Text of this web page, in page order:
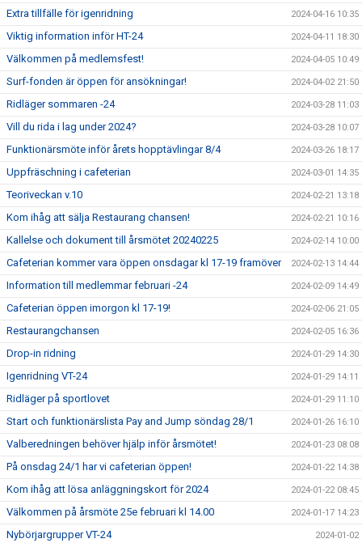
Extra tillfälle för igenridning 2024-04-16 10:35
Viktig information inför HT-24 2024-04-11 18:30
Välkommen på medlemsfest! 2024-04-05 10:49
Surf-fonden är öppen för ansökningar! 2024-04-02 21:50
Ridläger sommaren -24 2024-03-28 11:03
Vill du rida i lag under 2024? 2024-03-28 10:07
Funktionärsmöte inför årets hopptävlingar 8/4 2024-03-26 18:17
Uppfräschning i cafeterian 2024-03-01 14:35
Teoriveckan v.10 2024-02-21 13:18
Kom ihåg att sälja Restaurang chansen! 2024-02-21 10:16
Kallelse och dokument till årsmötet 20240225 2024-02-14 10:00
Cafeterian kommer vara öppen onsdagar kl 17-19 framöver 2024-02-13 14:44
Information till medlemmar februari -24 2024-02-09 14:49
Cafeterian öppen imorgon kl 17-19! 2024-02-06 21:05
Restaurangchansen 2024-02-05 16:36
Drop-in ridning 2024-01-29 14:30
Igenridning VT-24 2024-01-29 14:11
Ridläger på sportlovet 2024-01-29 11:10
Start och funktionärslista Pay and Jump söndag 28/1 2024-01-26 16:10
Valberedningen behöver hjälp inför årsmötet! 2024-01-23 08:08
På onsdag 24/1 har vi cafeterian öppen! 2024-01-22 14:38
Kom ihåg att lösa anläggningskort för 2024 2024-01-22 08:45
Välkommen på årsmöte 25e februari kl 14.00 2024-01-17 14:23
Nybörjargrupper VT-24 2024-01-02